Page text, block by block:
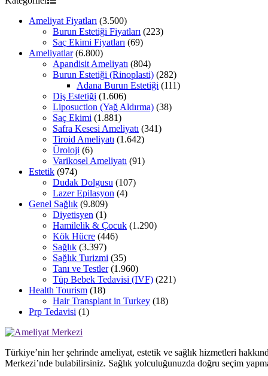
Ameliyat Fiyatları (3.500)
Burun Estetiği Fiyatları (223)
Saç Ekimi Fiyatları (69)
Ameliyatlar(6.800)
Apandisit Ameliyatı (804)
Burun Estetiği (Rinoplasti) (282)
Adana Burun Estetiği (111)
Diş Estetiği (1.606)
Liposuction (Yağ Aldırma) (38)
Saç Ekimi (1.881)
Safra Kesesi Ameliyatı (341)
Tiroid Ameliyatı (1.642)
Üroloji (6)
Varikosel Ameliyatı (91)
Estetik (974)
Dudak Dolgusu (107)
Lazer Epilasyon (4)
Genel Sağlık (9.809)
Diyetisyen (1)
Hamilelik & Çocuk (1.290)
Kök Hücre (446)
Sağlık (3.397)
Sağlık Turizmi (35)
Tanı ve Testler(1.960)
Tüp Bebek Tedavisi (IVF) (221)
Health Tourism (18)
Hair Transplant in Turkey (18)
Prp Tedavisi (1)
Türkiye’nin her şehrinde ameliyat, estetik ve sağlık hizmetleri
Merkezi’nde bulabilirsiniz. Sağlık yolculuğunuzda doğru seçim